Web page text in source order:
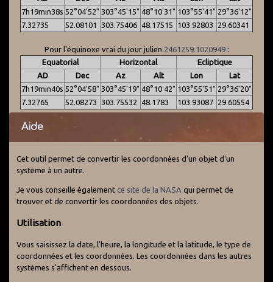
7h19min38s 52°04'52" 303°45'15" 48°10'31" 103°55'41" 29°36'12"
7.32735
52.08101 303.75406 48.17515 103.92803 29.60341
Pour l'équinoxe vrai du jour julien 2461259.1020949:
Equatorial
Horizontal
Ecliptique
AD
Dec Az Alt Lon
Lat
7h19min40s 52°04'58" 303°45'19" 48°10'42" 103°55'51" 29°36'20"
7.32765
52.08273 303.75532 48.1783 103.93087 29.60554
Aide
Cet outil permet de convertir les coordonnées d'un objet d'un
système à un autre.
Je vous conseille également ce site de la NASA qui permet de
trouver et de convertir les coordonnées des objets.
Utilisation
Vous saisissez la date, l'heure, la longitude et la latitude, le type de
coordonnées et les coordonnées. Les coordonnées dans les autres
systèmes s'affichent en dessous.